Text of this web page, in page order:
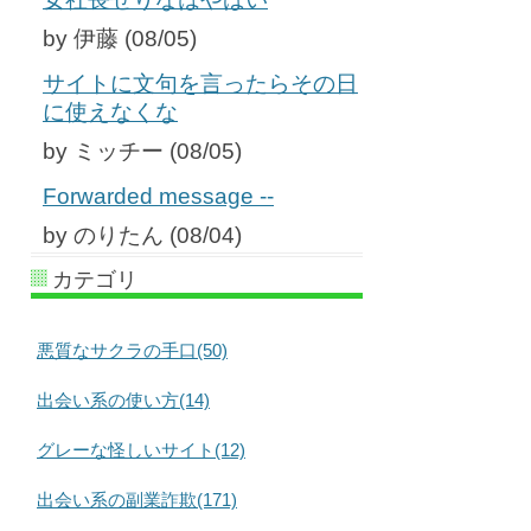
by 伊藤 (08/05)
サイトに文句を言ったらその日
に使えなくな
by ミッチー (08/05)
Forwarded message --
by のりたん (08/04)
カテゴリ
悪質なサクラの手口(50)
出会い系の使い方(14)
グレーな怪しいサイト(12)
出会い系の副業詐欺(171)